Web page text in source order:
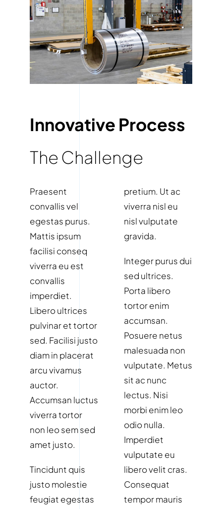
Innovative Process
The Challenge
Praesent
convallis vel
egestas purus.
Mattis ipsum
facilisi conseq
viverra eu est
convallis
imperdiet.
Libero ultrices
pulvinar et tortor
sed. Facilisi justo
diam in placerat
arcu vivamus
auctor.
Accumsan luctus
viverra tortor
non leo sem sed
amet justo.
Tincidunt quis
justo molestie
feugiat egestas
pretium. Ut ac
viverra nisl eu
nisl vulputate
gravida.
Integer purus dui
sed ultrices.
Porta libero
tortor enim
accumsan.
Posuere netus
malesuada non
vulputate. Metus
sit ac nunc
lectus. Nisi
morbi enim leo
odio nulla.
Imperdiet
vulputate eu
libero velit cras.
Consequat
tempor mauris